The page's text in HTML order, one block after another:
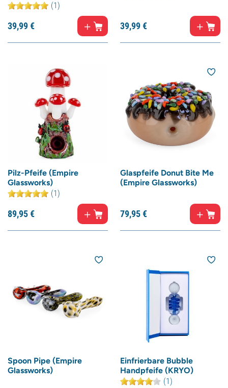
(1)
39,99€ 39,99€
Pilz-Pfeife (Empire
Glassworks)
(1)
89,95€
Glaspfeife Donut Bite Me
(Empire Glassworks)
79,95€
Spoon Pipe (Empire
Glassworks)
Einfrierbare Bubble
Handpfeife (KRYO)
(1)